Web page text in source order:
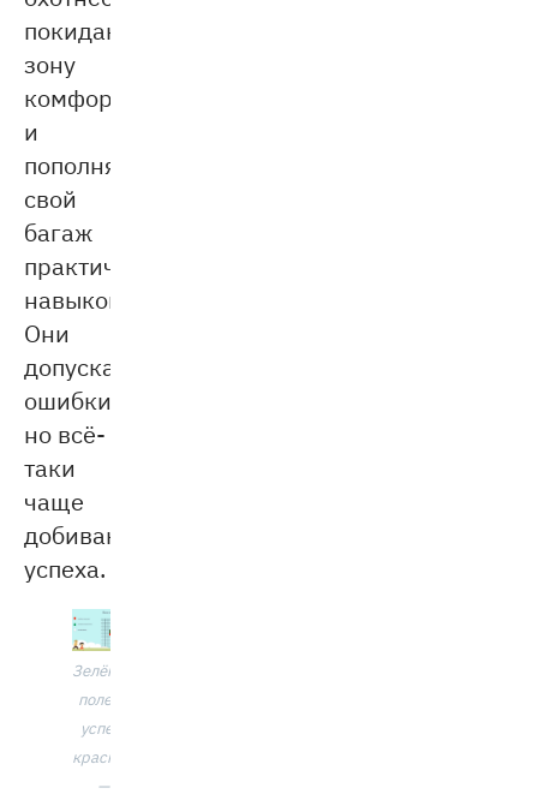
покидают
зону
комфорта
и
пополняют
свой
багаж
практических
навыков.
Они
допускают
ошибки,
но всё-
таки
чаще
добиваются
успеха.
Зелёное
поле —
успех,
красное
—